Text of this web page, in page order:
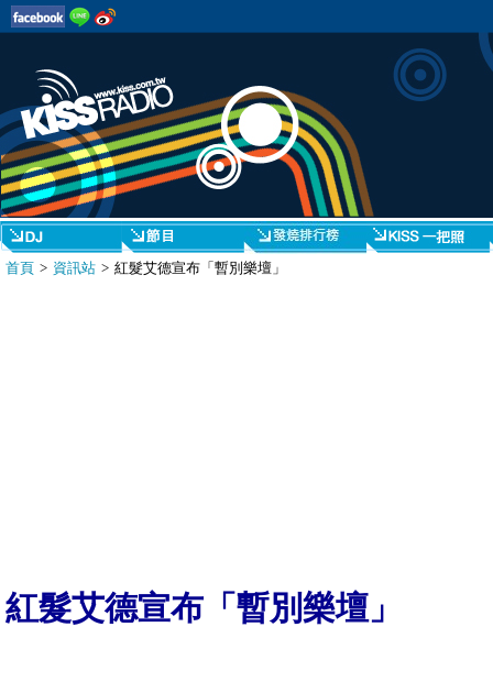
首頁 > 資訊站 > 紅髮艾德宣布「暫別樂壇」
紅髮艾德宣布「暫別樂壇」